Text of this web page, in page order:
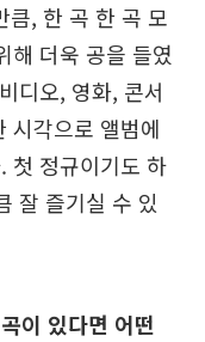
큼, 한 곡 한 곡 모
해 더욱 공을 들였
디오, 영화, 콘서
시각으로 앨범에
첫 정규이기도 하
잘 즐기실 수 있
이 있다면 어떤